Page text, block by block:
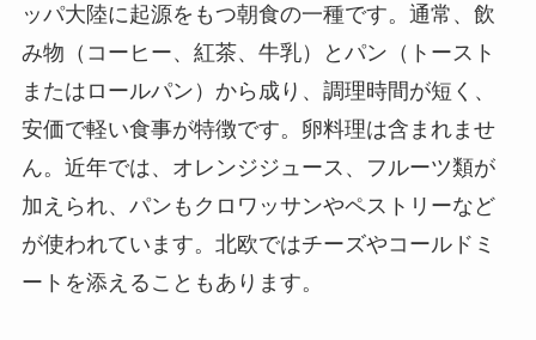
ッパ大陸に起源をもつ朝食の一種です。通常、飲
み物（コーヒー、紅茶、牛乳）とパン（トースト
またはロールパン）から成り、調理時間が短く、
安価で軽い食事が特徴です。卵料理は含まれませ
ん。近年では、オレンジジュース、フルーツ類が
加えられ、パンもクロワッサンやペストリーなど
が使われています。北欧ではチーズやコールドミ
ートを添えることもあります。